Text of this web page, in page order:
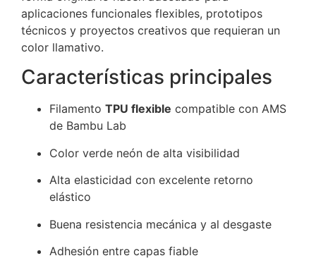
aplicaciones funcionales flexibles, prototipos
técnicos y proyectos creativos que requieran un
color llamativo.
Características principales
Filamento TPU flexible compatible con AMS
de Bambu Lab
Color verde neón de alta visibilidad
Alta elasticidad con excelente retorno
elástico
Buena resistencia mecánica y al desgaste
Adhesión entre capas fiable